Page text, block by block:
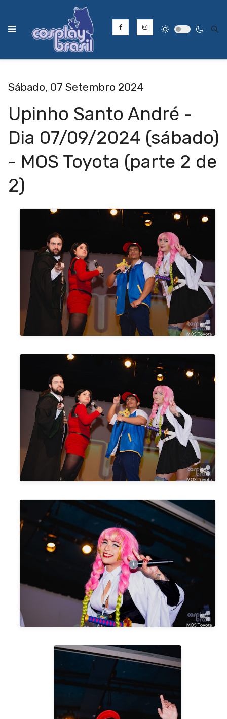
Sábado, 07 Setembro 2024
Upinho Santo André -
Dia 07/09/2024 (sábado)
- MOS Toyota (parte 2 de
2)